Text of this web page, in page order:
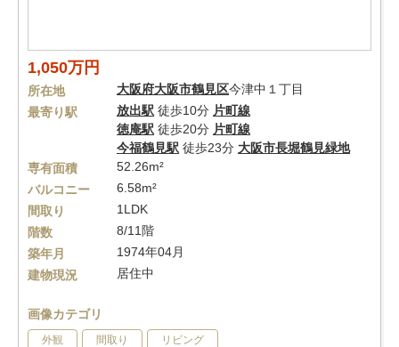
1,050万円
所在地 大阪府大阪市鶴見区今津中１丁目
最寄り駅
放出駅 徒歩10分 片町線
徳庵駅 徒歩20分 片町線
今福鶴見駅 徒歩23分 大阪市長堀鶴見緑地
専有面積
52.26m²
バルコニー
6.58m²
間取り
1LDK
階数
8/11階
築年月
1974年04月
建物現況
居住中
画像カテゴリ
外観 間取り リビング